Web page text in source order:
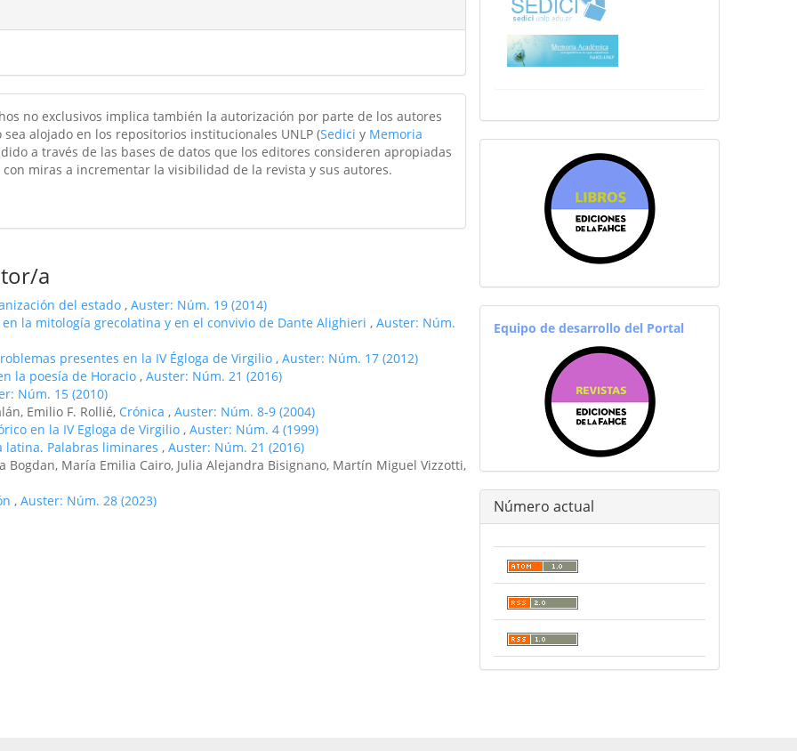
no exclusivos implica también la autorización por parte de los autores
alojado en los repositorios institucionales UNLP (Sedici y Memoria
a través de las bases de datos que los editores consideren apropiadas
miras a incrementar la visibilidad de la revista y sus autores.
a
del estado , Auster: Núm. 19 (2014)
la mitología grecolatina y en el convivio de Dante Alighieri , Auster: Núm.
presentes en la IV Égloga de Virgilio , Auster: Núm. 17 (2012)
la poesí­a de Horacio , Auster: Núm. 21 (2016)
Núm. 15 (2010)
Emilio F. Rollié, Crónica , Auster: Núm. 8-9 (2004)
en la IV Egloga de Virgilio , Auster: Núm. 4 (1999)
Palabras liminares , Auster: Núm. 21 (2016)
María Emilia Cairo, Julia Alejandra Bisignano, Martín Miguel Vizzotti,
, Auster: Núm. 28 (2023)
equiporevistas
Equipo de desarrollo del Portal
Número actual